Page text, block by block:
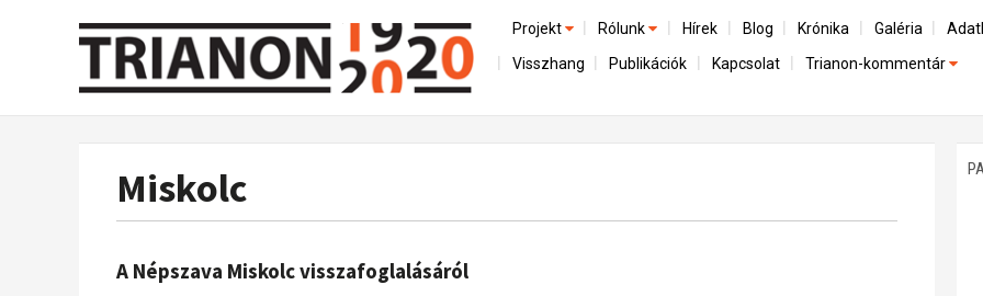
Projekt
Előzmények
Az összeomlás és a magyar társadalom
Utókor és emlékezet
Rólunk
A kutatócsoport működéséről
Hírek Blog Krónika Galéria
Visszhang Publikációk Kapcsolat Trianon-kommentár
Miskolc
A Népszava Miskolc visszafoglalásáról